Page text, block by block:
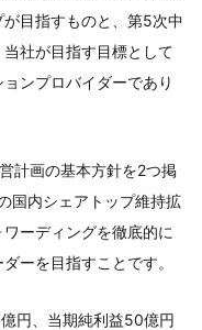
目指すものと、第5次中
社が目指す目標として
ンプロバイダーであり
計画の基本方針を2つ掲
国内シェアトップ維持拡
ーディングを徹底的に
ーを目指すことです。
円、当期純利益50億円